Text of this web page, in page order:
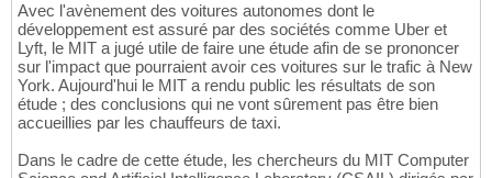
Avec l'avènement des voitures autonomes dont le
développement est assuré par des sociétés comme Uber et
Lyft, le MIT a jugé utile de faire une étude afin de se prononcer
sur l'impact que pourraient avoir ces voitures sur le trafic à New
York. Aujourd'hui le MIT a rendu public les résultats de son
étude ; des conclusions qui ne vont sûrement pas être bien
accueillies par les chauffeurs de taxi.
Dans le cadre de cette étude, les chercheurs du MIT Computer